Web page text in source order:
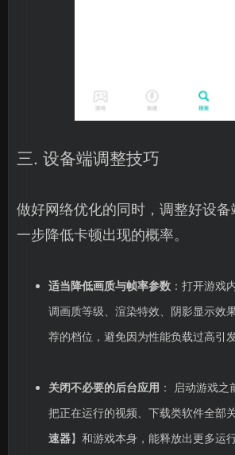
三. 设备端调整技巧
做好网络优化的同时，调整好设
一步降低卡顿出现的概率。
适当降低画质与帧率参数：打开游戏
调画质等级、渲染特效、阴影显示效
荐的档位，避免因为性能负载过高引
关闭不必要的后台应用 ： 启动游戏之
把正在运行的视频、下载类软件全部
速器】和游戏本身，能释放出更多运